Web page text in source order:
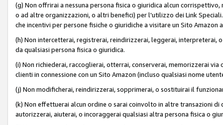
(g) Non offrirai a nessuna persona fisica o giuridica alcun
o ad altre organizzazioni, o altri benefici) per l'utilizzo dei Link
che incentivi per persone fisiche o giuridiche a visitare un Sito
(h) Non intercetterai, registrerai, reindirizzerai, leggerai,
da qualsiasi persona fisica o giuridica.
(i) Non richiederai, raccoglierai, otterrai, conserverai, memorizzerai
clienti in connessione con un Sito Amazon (incluso qualsiasi nome
(j) Non modificherai, reindirizzerai, sopprimerai, o sostituirai il
(k) Non effettuerai alcun ordine o sarai coinvolto in altre transazioni
autorizzerai, aiuterai, o incoraggerai qualsiasi altra persona fisica o